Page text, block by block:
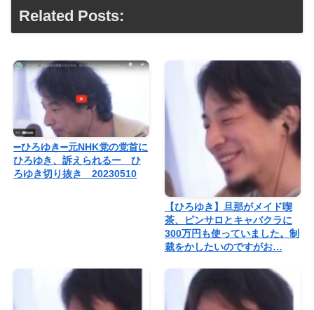
Related Posts:
➖ひろゆき➖元NHK党の党首に
ひろゆき、訴えられるー ひ
ろゆき切り抜き 20230510
【ひろゆき】旦那がメイド喫
茶、ピンサロとキャバクラに
300万円も使っていました。制
裁をかしたいのですがお…